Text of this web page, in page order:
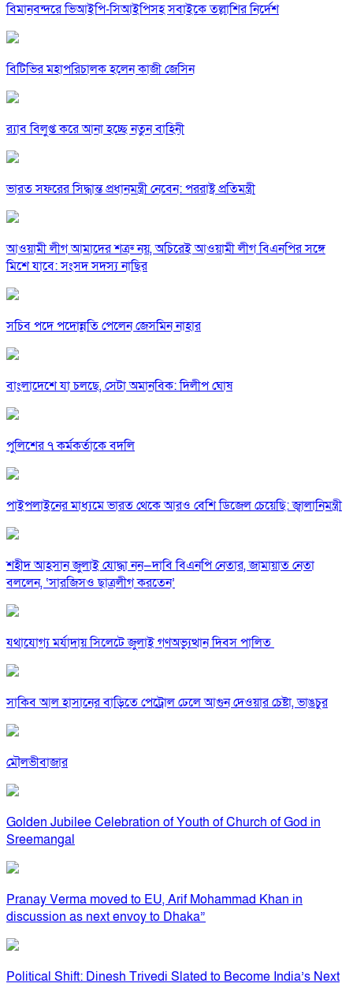
বিমানবন্দরে ভিআইপি-সিআইপিসহ সবাইকে তল্লাশির নির্দেশ
বিটিভির মহাপরিচালক হলেন কাজী জেসিন
র‍্যাব বিলুপ্ত করে আনা হচ্ছে নতুন বাহিনী
ভারত সফরের সিদ্ধান্ত প্রধানমন্ত্রী নেবেন: পররাষ্ট্র প্রতিমন্ত্রী
আওয়ামী লীগ আমাদের শত্রু নয়, অচিরেই আওয়ামী লীগ বিএনপির সঙ্গে
মিশে যাবে: সংসদ সদস্য নাছির
সচিব পদে পদোন্নতি পেলেন জেসমিন নাহার
বাংলাদেশে যা চলছে, সেটা অমানবিক: দিলীপ ঘোষ
পুলিশের ৭ কর্মকর্তাকে বদলি
পাইপলাইনের মাধ্যমে ভারত থেকে আরও বেশি ডিজেল চেয়েছি: জ্বালানিমন্ত্রী
শহীদ আহসান জুলাই যোদ্ধা নন—দাবি বিএনপি নেতার, জামায়াত নেতা
বললেন, ‘সারজিসও ছাত্রলীগ করতেন’
যথাযোগ্য মর্যাদায় সিলেটে জুলাই গণঅভ্যুত্থান দিবস পালিত
সাকিব আল হাসানের বাড়িতে পেট্রোল ঢেলে আগুন দেওয়ার চেষ্টা, ভাঙচুর
মৌলভীবাজার
Golden Jubilee Celebration of Youth of Church of God in
Sreemangal
Pranay Verma moved to EU, Arif Mohammad Khan in
discussion as next envoy to Dhaka”
Political Shift: Dinesh Trivedi Slated to Become India’s Next